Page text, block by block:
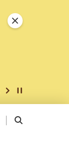
下一個開始/暫停幻燈
關閉特別通告
到 開啟搜尋框